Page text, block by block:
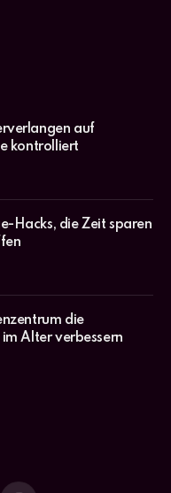
auf
kontrolliert
Hacks, die Zeit sparen
die
Alter verbessern